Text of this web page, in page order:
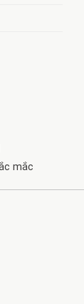
mắc